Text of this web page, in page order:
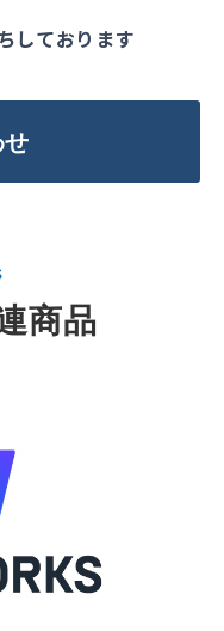
しております
せ
商品